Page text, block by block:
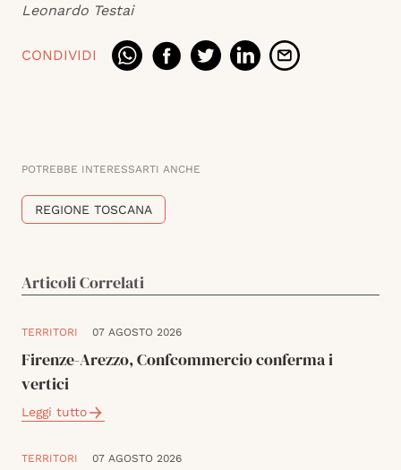
Leonardo Testai
CONDIVIDI
POTREBBE INTERESSARTI ANCHE
REGIONE TOSCANA
Articoli Correlati
TERRITORI 07 AGOSTO 2026
Firenze-Arezzo, Confcommercio conferma i
vertici
Leggi tutto
TERRITORI 07 AGOSTO 2026